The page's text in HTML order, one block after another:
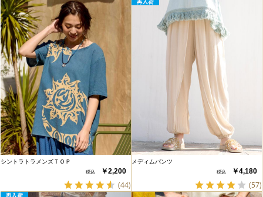
シントラトラメンズＴＯＰ
￥2,200
(44)
メディムパンツ
￥4,180
(57)